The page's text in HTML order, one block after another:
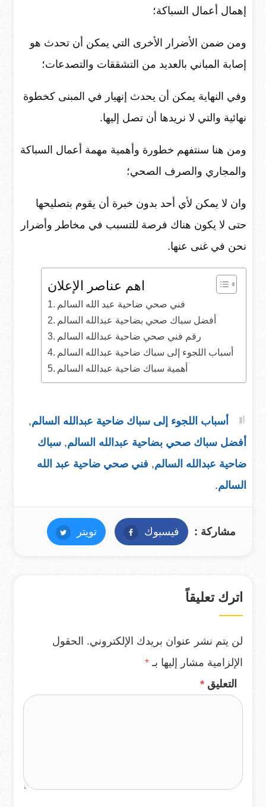
إهمال أعمال السباكة؛
ومن ضمن الأضرار الأخرى التي يمكن أن تحدث هو
إصابة المباني بالعديد من التشققات والتصدعات؛
وفي النهاية يمكن أن يحدث إنهيار في المبنى كخطوة
نهائية والتي لا نريدها أن تصل إليها.
ومن هنا سنتفهم خطورة وأهمية مهمة أعمال السباكة
والمجاري والصرف الصحي؛
وان لا يمكن لأي أحد بدون خبرة أن يقوم بتصليحها
حتى لا يكون هناك فرصة للتسبب في مخاطر وأضرار
نحن في غنى عنها.
اهم عناصر الإعلان
فني صحي ضاحية عبد الله السالم
أفضل سباك صحي بضاحية عبدالله السالم
رقم فني صحي ضاحية عبدالله السالم
أسباب اللجوء إلى سباك ضاحية عبدالله السالم
أهمية سباك ضاحية عبدالله السالم
أسباب اللجوء إلى سباك ضاحية عبدالله السالم,
أفضل سباك صحي بضاحية عبدالله السالم, سباك
ضاحية عبدالله السالم, فني صحي ضاحية عبد الله
السالم.
مشاركة : فيسبوك فيسبوكتويتر تويتر
اترك تعليقاً
لن يتم نشر عنوان بريدك الإلكتروني. الحقول
الإلزامية مشار إليها بـ *
التعليق *